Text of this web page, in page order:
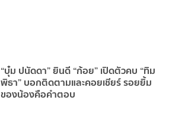
“บุ๋ม ปนัดดา” ยินดี “ก้อย” เปิดตัวคบ “ทิม
พิธา” บอกติดตามและคอยเชียร์ รอยยิ้ม
ของน้องคือคำตอบ